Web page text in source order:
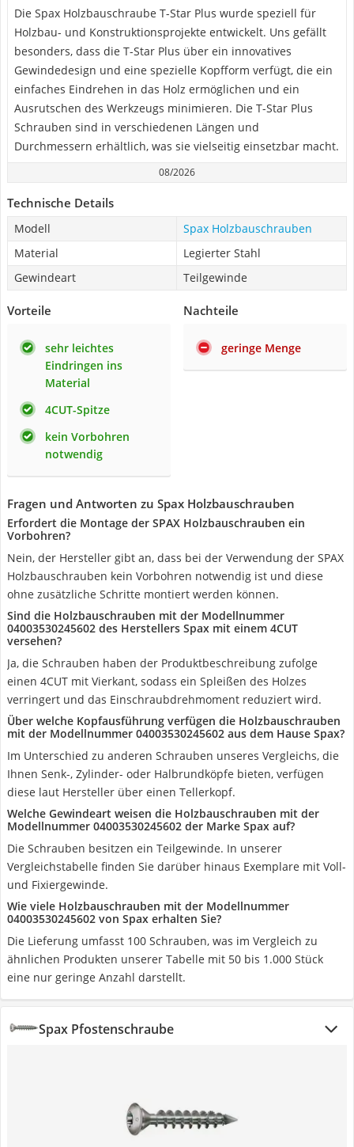
Die Spax Holzbauschraube T-Star Plus wurde speziell für
Holzbau- und Konstruktionsprojekte entwickelt. Uns gefällt
besonders, dass die T-Star Plus über ein innovatives
Gewindedesign und eine spezielle Kopfform verfügt, die ein
einfaches Eindrehen in das Holz ermöglichen und ein
Ausrutschen des Werkzeugs minimieren. Die T-Star Plus
Schrauben sind in verschiedenen Längen und
Durchmessern erhältlich, was sie vielseitig einsetzbar macht.
08/2026
Technische Details
Modell
Spax Holzbauschrauben
Material
Legierter Stahl
Gewindeart
Teilgewinde
Vorteile
sehr leichtes
Eindringen ins
Material
4CUT-Spitze
kein Vorbohren
notwendig
Nachteile
geringe Menge
Fragen und Antworten zu Spax Holzbauschrauben
Erfordert die Montage der SPAX Holzbauschrauben ein
Vorbohren?
Nein, der Hersteller gibt an, dass bei der Verwendung der SPAX
Holzbauschrauben kein Vorbohren notwendig ist und diese
ohne zusätzliche Schritte montiert werden können.
Sind die Holzbauschrauben mit der Modellnummer
04003530245602 des Herstellers Spax mit einem 4CUT
versehen?
Ja, die Schrauben haben der Produktbeschreibung zufolge
einen 4CUT mit Vierkant, sodass ein Spleißen des Holzes
verringert und das Einschraubdrehmoment reduziert wird.
Über welche Kopfausführung verfügen die Holzbauschrauben
mit der Modellnummer 04003530245602 aus dem Hause Spax?
Im Unterschied zu anderen Schrauben unseres Vergleichs, die
Ihnen Senk-, Zylinder- oder Halbrundköpfe bieten, verfügen
diese laut Hersteller über einen Tellerkopf.
Welche Gewindeart weisen die Holzbauschrauben mit der
Modellnummer 04003530245602 der Marke Spax auf?
Die Schrauben besitzen ein Teilgewinde. In unserer
Vergleichstabelle finden Sie darüber hinaus Exemplare mit Voll-
und Fixiergewinde.
Wie viele Holzbauschrauben mit der Modellnummer
04003530245602 von Spax erhalten Sie?
Die Lieferung umfasst 100 Schrauben, was im Vergleich zu
ähnlichen Produkten unserer Tabelle mit 50 bis 1.000 Stück
eine nur geringe Anzahl darstellt.
Spax Pfostenschraube